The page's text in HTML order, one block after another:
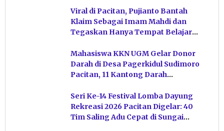
Viral di Pacitan, Pujianto Bantah
Klaim Sebagai Imam Mahdi dan
Tegaskan Hanya Tempat Belajar
Mahasiswa KKN UGM Gelar Donor
Darah di Desa Pagerkidul Sudimoro
Pacitan, 11 Kantong Darah
Seri Ke-14 Festival Lomba Dayung
Rekreasi 2026 Pacitan Digelar: 40
Tim Saling Adu Cepat di Sungai